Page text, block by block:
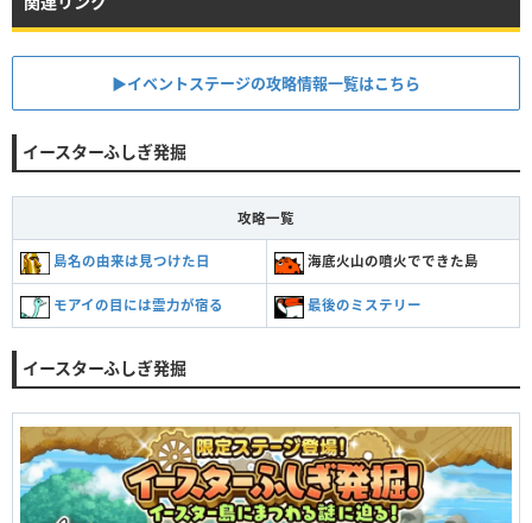
▶︎イベントステージの攻略情報一覧はこちら
イースターふしぎ発掘
攻略一覧
島名の由来は見つけた日 海底火山の噴火でできた島
モアイの目には霊力が宿る 最後のミステリー
イースターふしぎ発掘